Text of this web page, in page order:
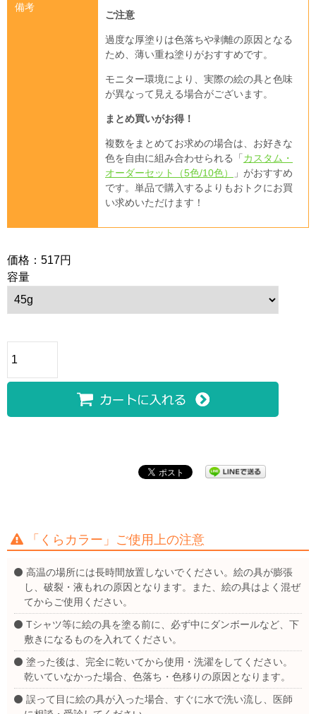
備考
ご注意
過度な厚塗りは色落ちや剥離の原因となる
ため、薄い重ね塗りがおすすめです。
モニター環境により、実際の絵の具と色味
が異なって見える場合がございます。
まとめ買いがお得！
複数をまとめてお求めの場合は、お好きな
色を自由に組み合わせられる「 カスタム・
オーダーセット（5色/10色）
」がおすすめ
です。単品で購入するよりもおトクにお買
い求めいただけます！
価格：517円
容量
「くらカラー」ご使用上の注意
高温の場所には長時間放置しないでください。絵の具が膨張
し、破裂・液もれの原因となります。また、絵の具はよく混ぜ
てからご使用ください。
Tシャツ等に絵の具を塗る前に、必ず中にダンボールなど、下
敷きになるものを入れてください。
塗った後は、完全に乾いてから使用・洗濯をしてください。
乾いていなかった場合、色落ち・色移りの原因となります。
誤って目に絵の具が入った場合、すぐに水で洗い流し、医師